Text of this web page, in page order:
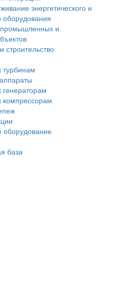
энергетического и
оборудования
и
строительство
турбинам
генераторам
компрессорам
оборудование
база